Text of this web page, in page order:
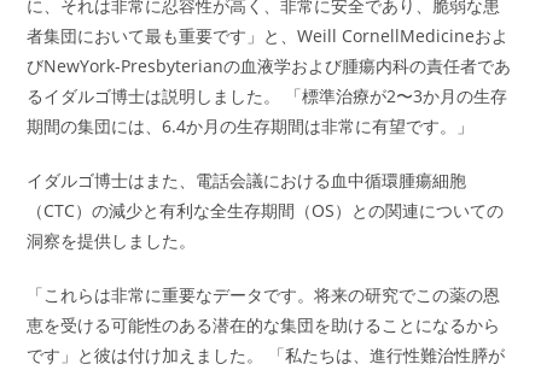
に、それは非常に忍容性が高く、非常に安全であり、脆弱な患
者集団において最も重要です」と、Weill CornellMedicineおよ
びNewYork-Presbyterianの血液学および腫瘍内科の責任者であ
るイダルゴ博士は説明しました。 「標準治療が2〜3か月の生存
期間の集団には、6.4か月の生存期間は非常に有望です。」
イダルゴ博士はまた、電話会議における血中循環腫瘍細胞
（CTC）の減少と有利な全生存期間（OS）との関連についての
洞察を提供しました。
「これらは非常に重要なデータです。将来の研究でこの薬の恩
恵を受ける可能性のある潜在的な集団を助けることになるから
です」と彼は付け加えました。 「私たちは、進行性難治性膵が